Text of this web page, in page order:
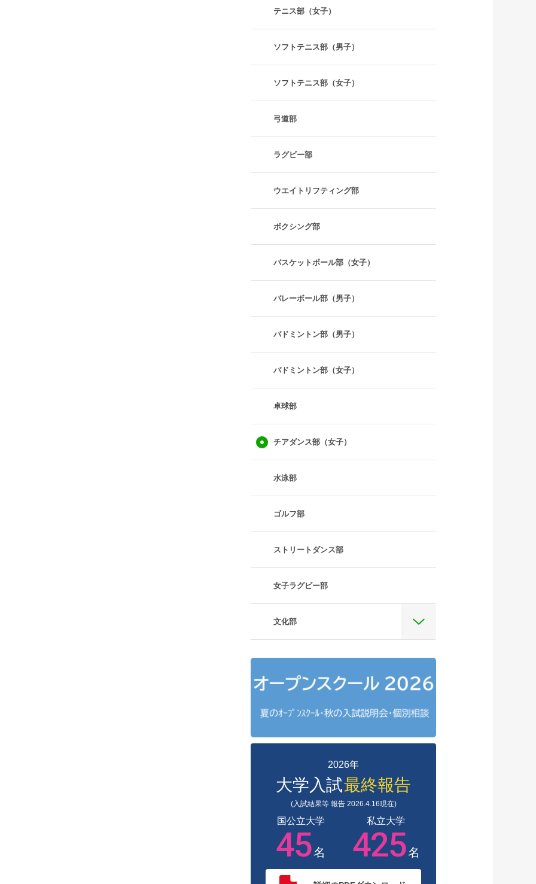
テニス部（女子）
ソフトテニス部（男子）
ソフトテニス部（女子）
弓道部
ラグビー部
ウエイトリフティング部
ボクシング部
バスケットボール部（女子）
バレーボール部（男子）
バドミントン部（男子）
バドミントン部（女子）
卓球部
チアダンス部（女子）
水泳部
ゴルフ部
ストリートダンス部
女子ラグビー部
文化部
2026年
大学入試最終報告
(入試結果等 報告 2026.4.16現在)
国公立大学 私立大学
45名 425名